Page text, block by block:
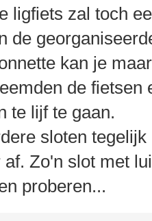
ligfiets zal toch
de
kan je
de fietsen
te lijf te gaan.
sloten
af. Zo'n slot met
proberen...